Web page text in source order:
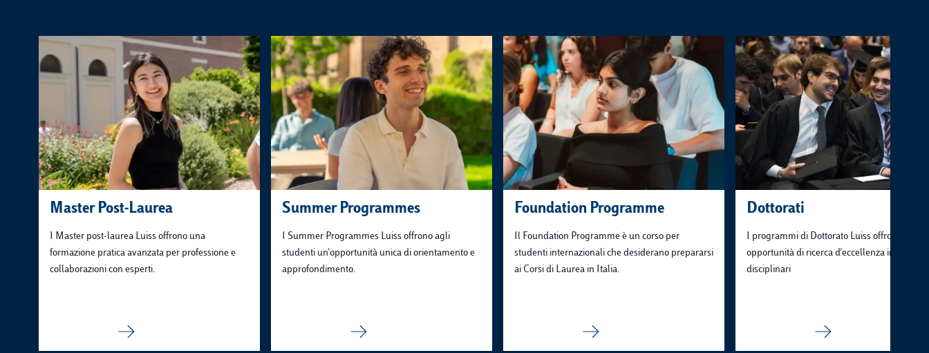
Master Post-Laurea
I Master post-laurea Luiss offrono una
formazione pratica avanzata per professione e
collaborazioni con esperti.
Summer Programmes
I Summer Programmes Luiss offrono agli
studenti un'opportunità unica di orientamento e
approfondimento.
Foundation Programme
Il Foundation Programme è un corso per
studenti internazionali che desiderano prepararsi
ai Corsi di Laurea in Italia.
Dottorati
I programmi di Dottorato Luiss offrono
opportunità di ricerca d'eccellenza in vari
disciplinari